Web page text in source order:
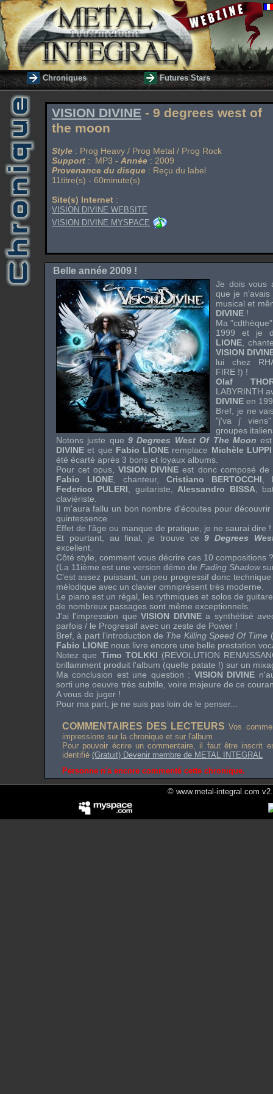
Chroniques Futures Stars
VISION DIVINE - 9 degrees west of
the moon
Style : Prog Heavy / Prog Metal / Prog Rock
Support : MP3 - Année : 2009
Provenance du disque : Reçu du label
11titre(s) - 60minute(s)
Site(s) Internet :
VISION DIVINE WEBSITE
VISION DIVINE MYSPACE
Belle année 2009 !
Je dois vous
que je
musical et
DIVINE !
Ma
1999 et je
LIONE ,
VISION
lui chez
FIRE !) !
Olaf
LABYRINTH
DIVINE en
Bref, je ne
"j'va j'
groupes
Notons juste que9 Degrees West Of The Moon
DIVINE et que Fabio LIONE remplace Michèle LUPPI
été écarté après 3 bons et loyaux albums.
Pour cet opus,VISION DIVINE est donc composé de
Fabio LIONE , chanteur, Cristiano BERTOCCHI ,
Federico PULERI , guitariste, Alessandro BISSA ,
claviériste.
Il m'aura fallu un bon nombre d'écoutes pour
quintessence.
Effet de l'âge ou manque de pratique, je ne saurai dire !
Et pourtant, au final, je trouve ce9 Degrees
excellent.
Côté style, comment vous décrire ces 10 compositions ?
(La 11ième est une version démo de Fading Shadow
C'est assez puissant, un peu progressif donc
mélodique avec un clavier omniprésent très moderne.
Le piano est un régal, les rythmiques et solos de
de nombreux passages sont même exceptionnels.
J'ai l'impression queVISION DIVINEa synthétisé
parfois / le Progressif avec un zeste de Power !
Bref, à part l'introduction de The Killing Speed Of Time
Fabio LIONE nous livre encore une belle prestation
Notez que Timo TOLKKI (REVOLUTION
brillamment produit l'album (quelle patate !) sur un
Ma conclusion est une question : VISION DIVINE
sorti une oeuvre très subtile, voire majeure de ce
A vous de juger !
Pour ma part, je ne suis pas loin de le penser...
COMMENTAIRES DES LECTEURS Vos
impressions sur la chronique et sur l'album
Pour pouvoir écrire un commentaire, il faut être inscrit
identifié (Gratuit) Devenir membre de METAL INTEGRAL
Personne n'a encore commenté cette chronique.
© www.metal-integral.com